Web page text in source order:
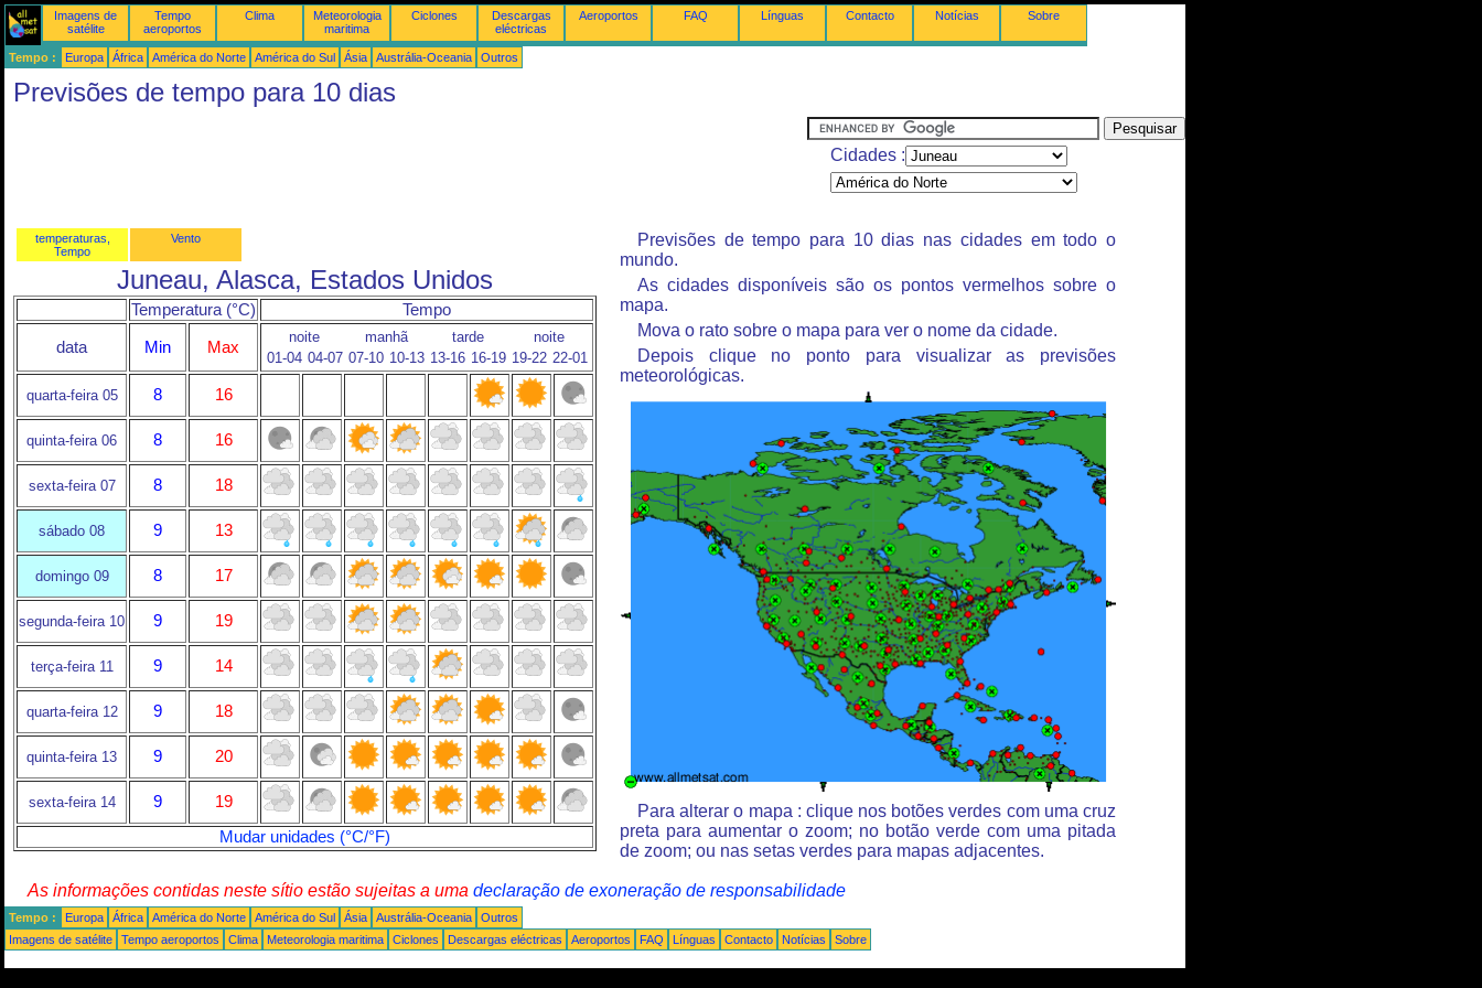
Imagens de
satélite
Tempo
aeroportos
Clima
Meteorologia
maritima
Ciclones
Descargas
eléctricas
Aeroportos FAQ Línguas Contacto Notícias Sobre
Tempo : Europa África América do Norte América do Sul Ásia Austrália-Oceania Outros
Previsões de tempo para 10 dias
Cidades :
temperaturas,
Tempo
Vento
Juneau, Alasca, Estados Unidos
Temperatura (°C) Tempo
data Min Max
noite manhã tarde
noite
01-04 04-07 07-10 10-13 13-16 16-19 19-22 22-01
quarta-feira 05 8 16
quinta-feira 06 8 16
sexta-feira 07 8 18
sábado 08 9 13
domingo 09 8 17
segunda-feira 10 9 19
terça-feira 11 9 14
quarta-feira 12 9 18
quinta-feira 13 9 20
sexta-feira 14 9
19
Mudar unidades (°C/°F)
Previsões de tempo para 10 dias nas cidades em todo o
mundo.
As cidades disponíveis são os pontos vermelhos sobre o
mapa.
Mova o rato sobre o mapa para ver o nome da cidade.
Depois clique no ponto para visualizar as previsões
meteorológicas.
Para alterar o mapa : clique nos botões verdes com uma cruz
preta para aumentar o zoom; no botão verde com uma pitada
de zoom; ou nas setas verdes para mapas adjacentes.
As informações contidas neste sítio estão sujeitas a uma declaração de exoneração de responsabilidade
Tempo : Europa África América do Norte América do Sul Ásia Austrália-Oceania
Outros
Imagens de satélite
Tempo aeroportos Clima Meteorologia maritima Ciclones Descargas eléctricas Aeroportos FAQ Línguas Contacto Notícias Sobre